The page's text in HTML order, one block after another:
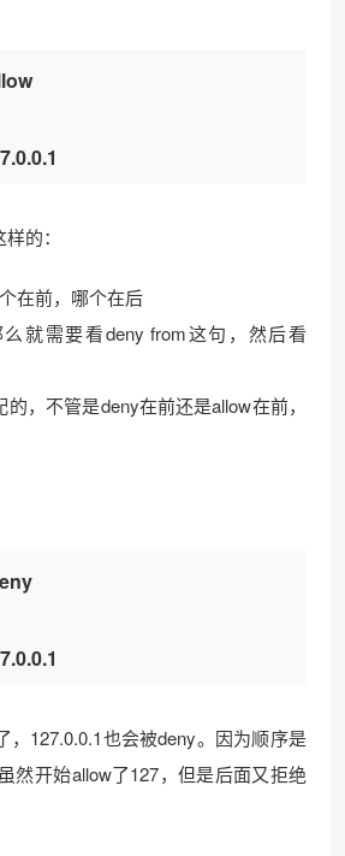
的：
在前，哪个在后
就需要看deny from这句，然后看
，不管是deny在前还是allow在前，
，127.0.0.1也会被deny。因为顺序是
然开始allow了127，但是后面又拒绝